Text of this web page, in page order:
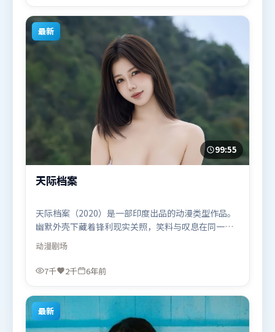
罪题材的观众观看。
最新
99:55
天际档案
天际档案（2020）是一部印度出品的动漫类型作品。
幽默外壳下藏着锋利现实关照，笑料与叹息在同一场
景里并存。叙事线索多线并进，最终在关键节点收
束。由洪常秀执导，周冬雨、苍井优、吴京，艾米莉
·布朗特、木村拓哉等联袂出演。影片于2020年6月
材的观众观看。
动漫剧场
7千 2千 6年前
最新